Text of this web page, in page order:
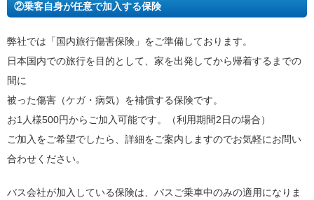
②乗客自身が任意で加入する保険
弊社では「国内旅行傷害保険」をご準備しております。
日本国内での旅行を目的として、家を出発してから帰着するまでの
間に
被った傷害（ケガ・病気）を補償する保険です。
お1人様500円からご加入可能です。（利用期間2日の場合）
ご加入をご希望でしたら、詳細をご案内しますのでお気軽にお問い
合わせください。
バス会社が加入している保険は、バスご乗車中のみの適用になりま